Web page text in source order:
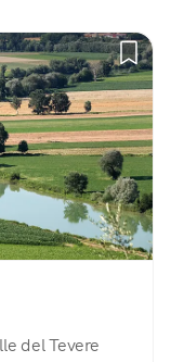
del Tevere